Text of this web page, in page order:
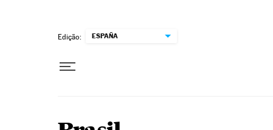
Edição: ESPAÑA